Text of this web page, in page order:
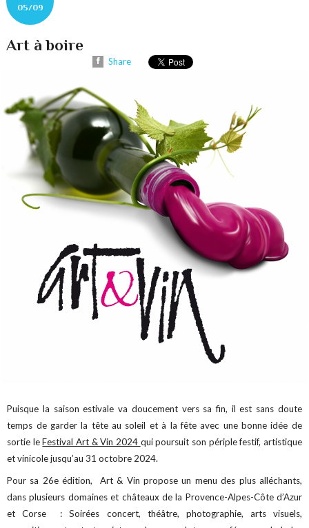
05/09
Art à boire
Share
Puisque la saison estivale va doucement vers sa fin, il est sans doute
temps de garder la tête au soleil et à la fête avec une bonne idée de
sortie leFestival Art & Vin 2024 qui poursuit son périple festif, artistique
et vinicole jusqu’au 31 octobre 2024.
Pour sa 26e édition, Art & Vin propose un menu des plus alléchants,
dans plusieurs domaines et châteaux de la Provence-Alpes-Côte d’Azur
et Corse : Soirées concert, théâtre, photographie, arts visuels,